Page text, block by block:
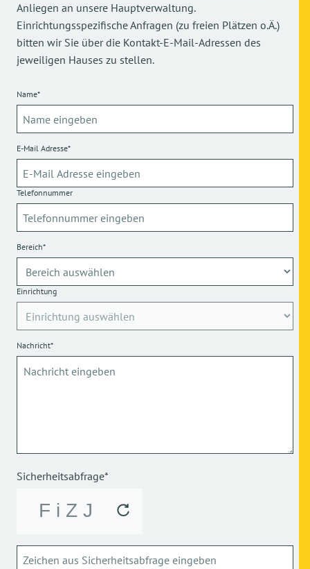
Anliegen an unsere Hauptverwaltung.
Einrichtungsspezifische Anfragen (zu freien Plätzen o.Ä.)
bitten wir Sie über die Kontakt-E-Mail-Adressen des
jeweiligen Hauses zu stellen.
Name*
E-Mail Adresse*
Telefonnummer
Bereich*
Einrichtung
Nachricht*
Sicherheitsabfrage*